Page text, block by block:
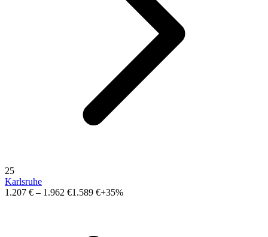
25
Karlsruhe
1.207 € – 1.962 €1.589 €+35%